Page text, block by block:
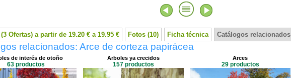
Ofertas) a partir de 19.20 € a 19.95 € Fotos (10) Ficha técnica Catálogos relacionados
relacionados: Arce de corteza papirácea
de interés de otoño
63 productos
Arboles ya crecidos
157 productos
Arces
29 productos